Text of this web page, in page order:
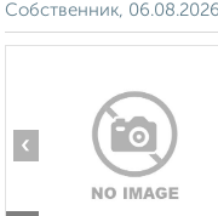
Собственник, 06.08.2026
‹